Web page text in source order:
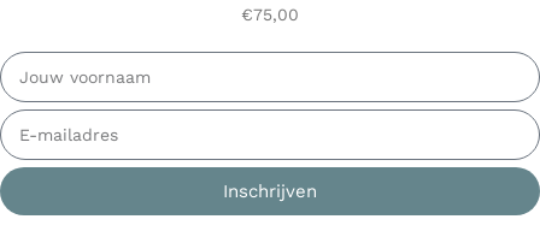
€75,00
Inschrijven